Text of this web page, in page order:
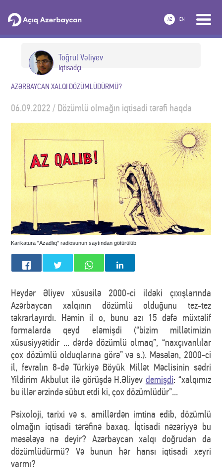
AZ EN
Toğrul Vəliyev
İqtisadçı
AZƏRBAYCAN XALQI DÖZÜMLÜDÜRMÜ?
06.09.2022 / Dözümlü olmağın iqtisadi tərəfi haqda
Karikatura "Azadlıq" radiosunun saytından götürülüb
Heydər Əliyev xüsusilə 2000-ci ildəki çıxışlarında
Azərbaycan xalqının dözümlü olduğunu tez-tez
təkrarlayırdı. Həmin il o, bunu azı 15 dəfə müxtəlif
formalarda qeyd eləmişdi (“bizim millətimizin
xüsusiyyətidir ... dərdə dözümlü olmaq”, “naxçıvanlılar
çox dözümlü olduqlarına görə” və s.). Məsələn, 2000-ci
il, fevralın 8-də Türkiyə Böyük Millət Məclisinin sədri
Yildirim Akbulut ilə görüşdə H.Əliyev demişdi: “xalqımız
bu illər ərzində sübut etdi ki, çox dözümlüdür”...
Psixoloji, tarixi və s. amillərdən imtina edib, dözümlü
olmağın iqtisadi tərəfinə baxaq. İqtisadi nəzəriyyə bu
məsələyə nə deyir? Azərbaycan xalqı doğrudan da
dözümlüdürmü? Və bunun hər hansı iqtisadi xeyri
varmı?